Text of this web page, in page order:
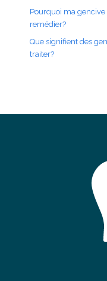
Pourquoi ma
remédier?
Que signifient des
traiter?